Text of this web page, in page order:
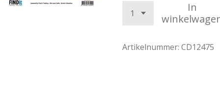
In
Artikelnummer: CD12475